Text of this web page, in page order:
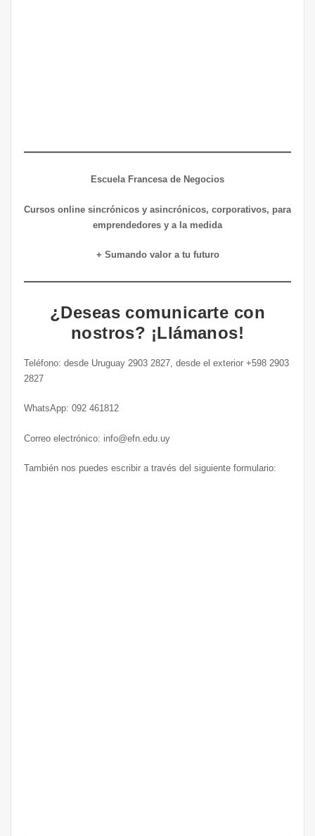
Escuela Francesa de Negocios
Cursos online sincrónicos y asincrónicos, corporativos, para
emprendedores y a la medida
+ Sumando valor a tu futuro
¿Deseas comunicarte con
nostros? ¡Llámanos!
Teléfono: desde Uruguay 2903 2827, desde el exterior +598 2903
2827
WhatsApp: 092 461812
Correo electrónico: info@efn.edu.uy
También nos puedes escribir a través del siguiente formulario: